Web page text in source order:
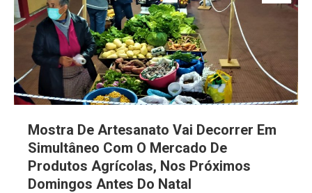
Mostra De Artesanato Vai Decorrer Em
Simultâneo Com O Mercado De
Produtos Agrícolas, Nos Próximos
Domingos Antes Do Natal